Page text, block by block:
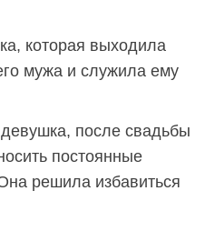
которая выходила
мужа и служила ему
после свадьбы
постоянные
решила избавиться